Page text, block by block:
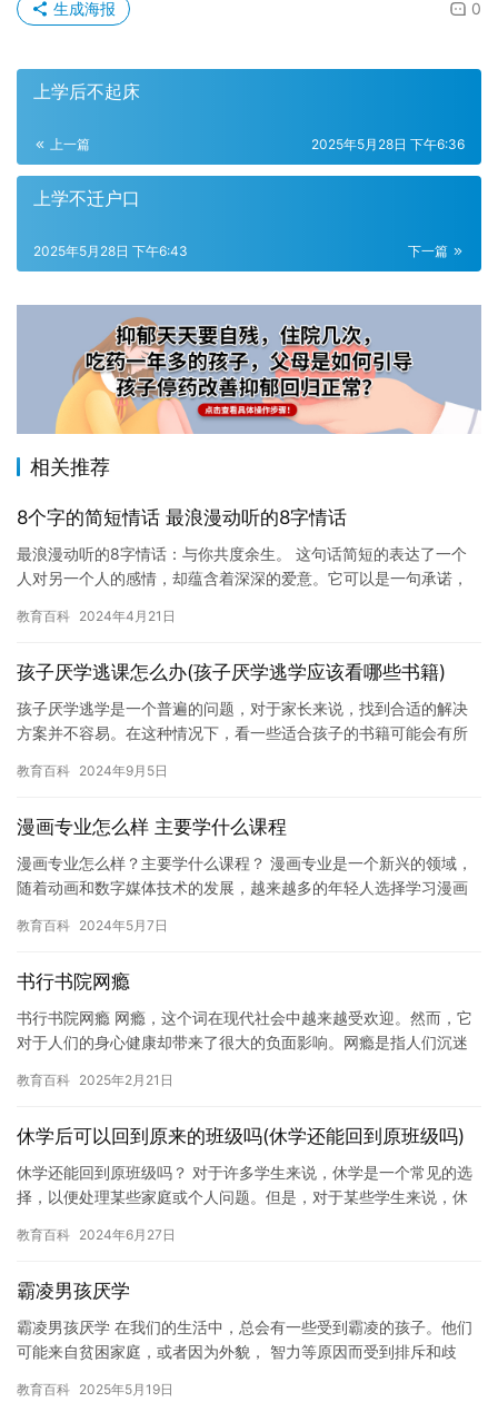
0
生成海报
上学后不起床
上一篇 2025年5月28日 下午6:36
上学不迁户口
下一篇
2025年5月28日 下午6:43
相关推荐
8个字的简短情话 最浪漫动听的8字情话
最浪漫动听的8字情话：与你共度余生。 这句话简短的表达了一个
人对另一个人的感情，却蕴含着深深的爱意。它可以是一句承诺，
界…
教育百科 2024年4月21日
孩子厌学逃课怎么办(孩子厌学逃学应该看哪些书籍)
孩子厌学逃学是一个普遍的问题，对于家长来说，找到合适的解决
方案并不容易。在这种情况下，看一些适合孩子的书籍可能会有所
能够帮…
教育百科 2024年9月5日
漫画专业怎么样 主要学什么课程
漫画专业怎么样？主要学什么课程？ 漫画专业是一个新兴的领域，
随着动画和数字媒体技术的发展，越来越多的年轻人选择学习漫画
本文…
教育百科 2024年5月7日
书行书院网瘾
书行书院网瘾 网瘾，这个词在现代社会中越来越受欢迎。然而，它
对于人们的身心健康却带来了很大的负面影响。网瘾是指人们沉迷
和社…
教育百科 2025年2月21日
休学后可以回到原来的班级吗(休学还能回到原班级吗)
休学还能回到原班级吗？ 对于许多学生来说，休学是一个常见的选
择，以便处理某些家庭或个人问题。但是，对于某些学生来说，休
班级…
教育百科 2024年6月27日
霸凌男孩厌学
霸凌男孩厌学 在我们的生活中，总会有一些受到霸凌的孩子。他们
可能来自贫困家庭，或者因为外貌， 智力等原因而受到排斥和歧
他们…
教育百科 2025年5月19日